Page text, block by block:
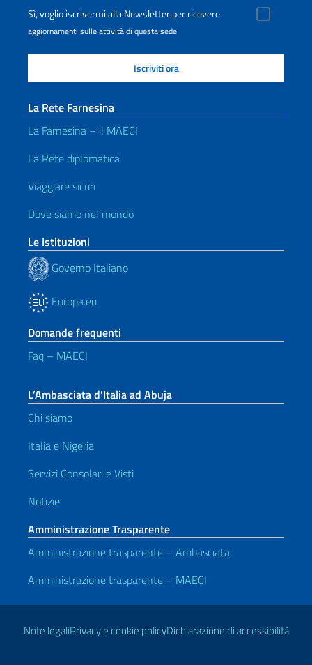
Sì, voglio iscrivermi alla Newsletter per ricevere
aggiornamenti sulle attività di questa sede
La Rete Farnesina
La Farnesina – il MAECI
La Rete diplomatica
Viaggiare sicuri
Dove siamo nel mondo
Le Istituzioni
Governo Italiano
Europa.eu
Domande frequenti
Faq – MAECI
L’Ambasciata d’Italia ad Abuja
Chi siamo
Italia e Nigeria
Servizi Consolari e Visti
Notizie
Amministrazione Trasparente
Amministrazione trasparente – Ambasciata
Amministrazione trasparente – MAECI
Link Utili
Note legaliPrivacy e cookie policyDichiarazione di accessibilità